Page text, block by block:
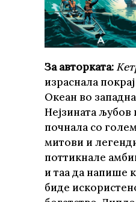
За авторката:
израснала
Океан во
Нејзината
почнала со
митови и
поттикнале
и таа да напише
биде